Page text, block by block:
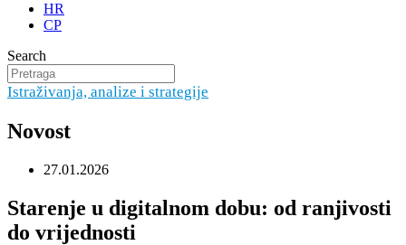
HR
CP
Search
Istraživanja, analize i strategije
Novost
27.01.2026
Starenje u digitalnom dobu: od ranjivosti
do vrijednosti